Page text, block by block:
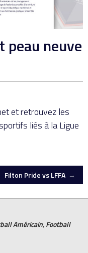
peau neuve
et retrouvez les
liés à la Ligue
Filton Pride vs LFFA →
Américain,Football